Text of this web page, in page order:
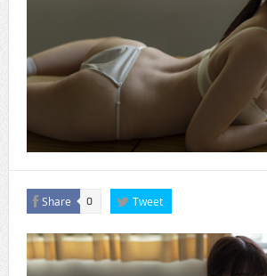
CINEMA×STYLE 294号
Share 0 Tweet